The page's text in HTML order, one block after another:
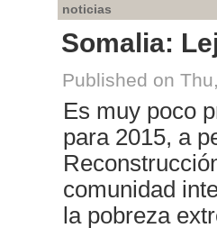
noticias
Somalia:
Published on
Es muy poco
para 2015, a
comunidad
la pobreza